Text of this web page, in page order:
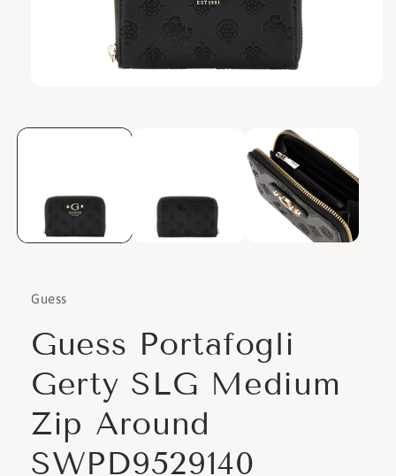
1
Guess
Guess Portafogli
Gerty SLG Medium
Zip Around
SWPD9529140